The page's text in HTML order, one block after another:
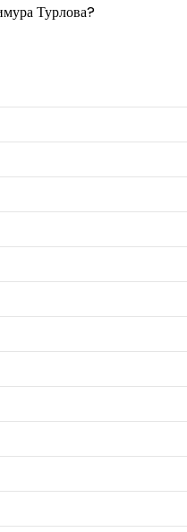
Турлова?